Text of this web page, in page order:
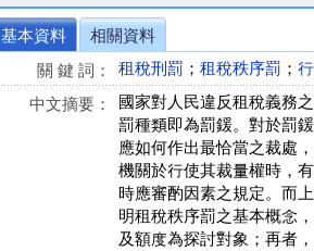
基本資料
相關資料
關 鍵 詞：
租稅刑罰 ； 租稅秩序罰 ；
中文摘要：
國家對人民違反租稅義務
罰種類即為罰鍰。對於罰
應如何作出最恰當之裁處
機關於行使其裁量權時，
時應審酌因素之規定。而
明租稅秩序罰之基本概念
及額度為探討對象；再者